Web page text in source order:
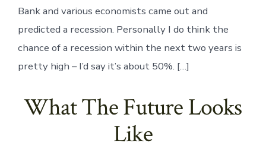
Bank and various economists came out and
predicted a recession. Personally I do think the
chance of a recession within the next two years is
pretty high – I’d say it’s about 50%. […]
What The Future Looks
Like